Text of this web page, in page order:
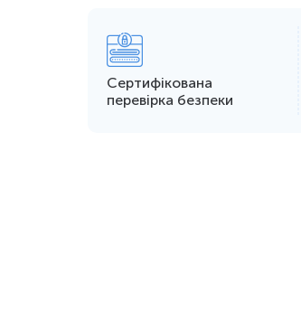
Сертифікована
перевірка безпеки